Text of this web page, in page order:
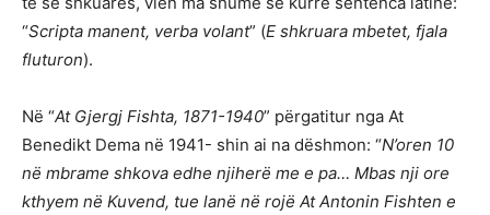
“Scripta manent, verba volant” (E shkruara mbetet, fjala
fluturon).
Në “At Gjergj Fishta, 1871-1940” përgatitur nga At
Benedikt Dema në 1941- shin ai na dëshmon: “N’oren 10
në mbrame shkova edhe njiherë me e pa… Mbas nji ore
kthyem në Kuvend, tue lanë në rojë At Antonin Fishten e